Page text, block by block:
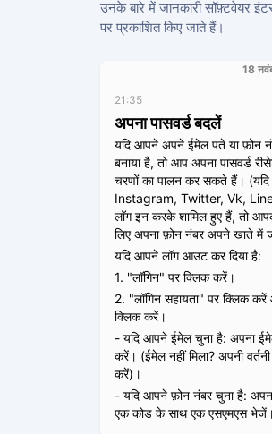
उनके बारे में जानकारी सॉफ़्टवेयर
पर प्रकाशित किए जाते हैं।
18
21:35
अपना पासवर्ड बदलें
यदि आपने अपने ईमेल पते या फ़ोन
बनाया है, तो आप अपना पासवर्ड
चरणों का पालन कर सकते हैं।
Instagram, Twitter, Vk,
लॉग इन करके शामिल हुए हैं, तो
लिए अपना फ़ोन नंबर अपने खाते में
यदि आपने लॉग आउट कर दिया है:
1. "लॉगिन" पर क्लिक करें।
2. "लॉगिन सहायता" पर क्लिक
क्लिक करें।
- यदि आपने ईमेल चुना है: अपना
करें। (ईमेल नहीं मिला? अपनी
करें)।
- यदि आपने फ़ोन नंबर चुना है:
एक कोड के साथ एक एसएमएस भेजें।